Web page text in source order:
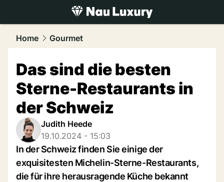
luxury.NAU.ch
Home Gourmet
Das sind die besten
Sterne-Restaurants in
der Schweiz
Judith Heede
19.10.2024 - 15:03
In der Schweiz finden Sie einige der
exquisitesten Michelin-Sterne-Restaurants,
die für ihre herausragende Küche bekannt